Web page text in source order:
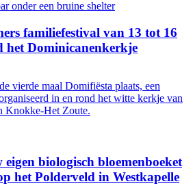
familiefestival van 13 tot 16
het Dominicanenkerkje
vierde maal Domifiësta plaats, een
in en rond het witte kerkje van
Knokke-Het Zoute.
biologisch bloemenboeket
het Polderveld in Westkapelle